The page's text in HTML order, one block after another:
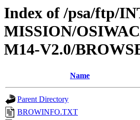
Index of /psa/ftp/
MISSION/
M14-V2.0/
Name
Parent Directory
BROWINFO.TXT